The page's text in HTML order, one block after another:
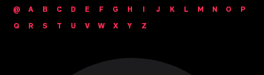
@
A B C D E F G H I J K L M N O
P
Q
R S T U V W X Y Z